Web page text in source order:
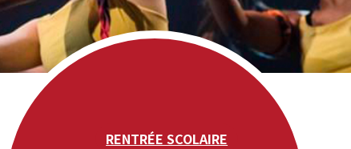
RENTRÉE SCOLAIRE